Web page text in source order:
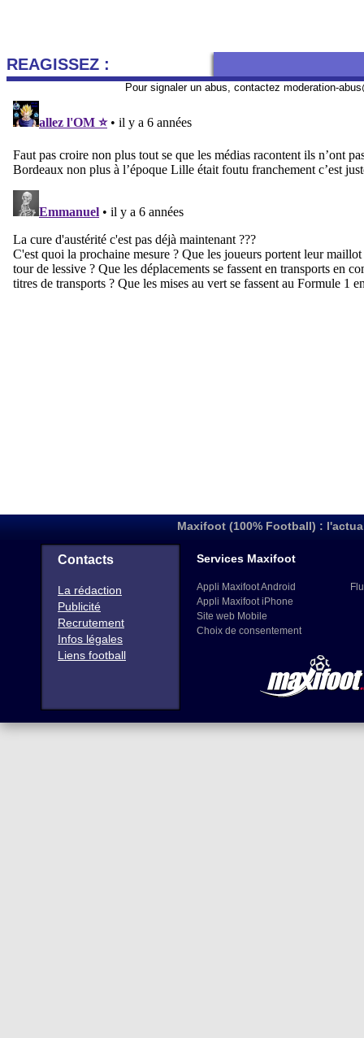
REAGISSEZ :
Pour signaler un abus, contactez moderation-
Maxifoot (100% Football) :
Contacts
La rédaction
Publicité
Recrutement
Infos légales
Liens football
Services Maxifoot
Appli Maxifoot Android
Appli Maxifoot iPhone
Site web Mobile
Choix de consentement